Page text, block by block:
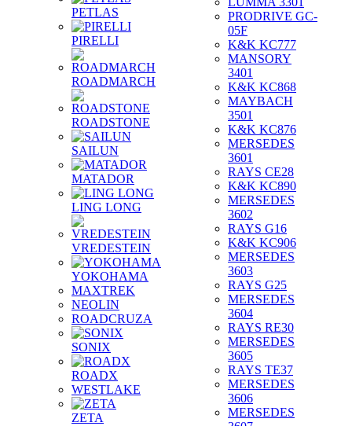
PETLAS
PIRELLI
ROADMARCH
ROADSTONE
SAILUN
MATADOR
LING LONG
VREDESTEIN
YOKOHAMA
MAXTREK
NEOLIN
ROADCRUZA
SONIX
ROADX
WESTLAKE
ZETA
PRODRIVE GC-
05F
K&K KC777
MANSORY
3401
K&K KC868
MAYBACH
3501
K&K KC876
MERSEDES
3601
RAYS CE28
K&K KC890
MERSEDES
3602
RAYS G16
K&K KC906
MERSEDES
3603
RAYS G25
MERSEDES
3604
RAYS RE30
MERSEDES
3605
RAYS TE37
MERSEDES
3606
MERSEDES